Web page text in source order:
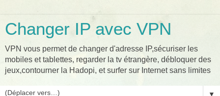
Changer IP avec VPN
VPN vous permet de changer d'adresse IP,sécuriser les
mobiles et tablettes, regarder la tv étrangère, débloquer des
jeux,contourner la Hadopi, et surfer sur Internet sans limites
▼